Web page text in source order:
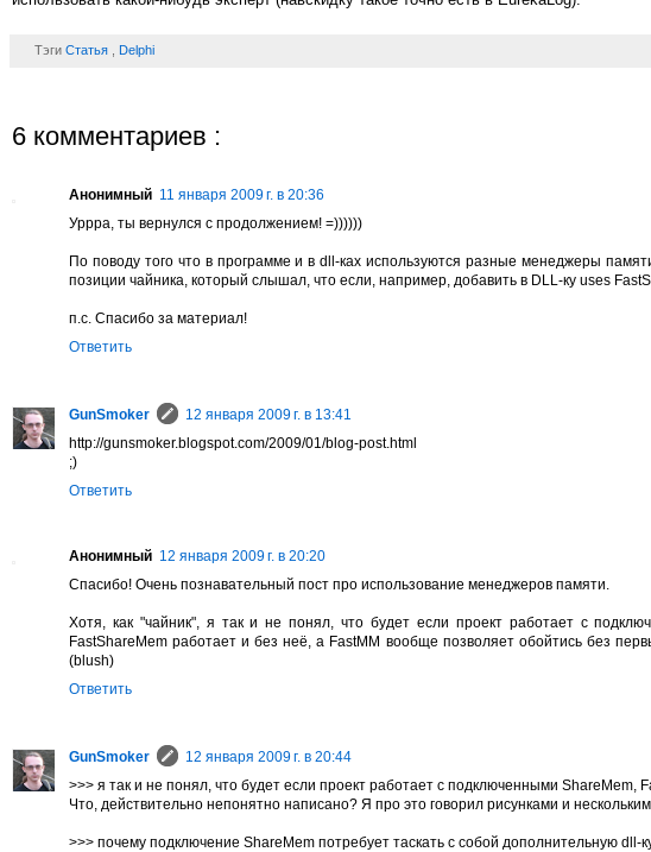
Тэги Статья , Delphi
6 комментариев :
Анонимный 11 января 2009 г. в 20:36
Уррра, ты вернулся с продолжением! =))))))
По поводу того что в программе и в dll-ках используются разные менеджеры
позиции чайника, который слышал, что если, например, добавить в DLL-ку uses
п.с. Спасибо за материал!
Ответить
GunSmoker
12 января 2009 г. в 13:41
http://gunsmoker.blogspot.com/2009/01/blog-post.html
;)
Ответить
Анонимный 12 января 2009 г. в 20:20
Спасибо! Очень познавательный пост про использование менеджеров памяти.
Хотя, как "чайник", я так и не понял, что будет если проект работает с
FastShareMem работает и без неё, а FastMM вообще позволяет обойтись без
(blush)
Ответить
GunSmoker
12 января 2009 г. в 20:44
>>> я так и не понял, что будет если проект работает с подключенными ShareMem,
Что, действительно непонятно написано? Я про это говорил рисунками и
>>> почему подключение ShareMem потребует таскать с собой дополнительную dll-